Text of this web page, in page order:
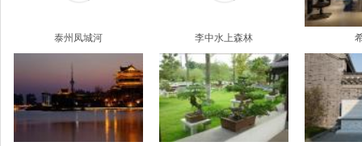
泰州凤城河 李中水上森林